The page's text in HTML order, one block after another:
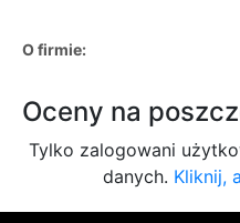
O firmie:
Oceny na
Tylko zalogowani
danych. Kliknij,